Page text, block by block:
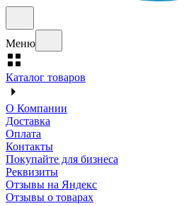
Меню
Каталог товаров
О Компании
Доставка
Оплата
Контакты
Покупайте для бизнеса
Реквизиты
Отзывы на Яндекс
Отзывы о товарах